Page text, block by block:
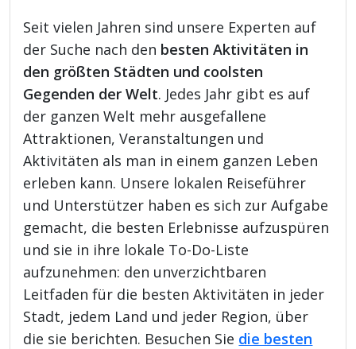
Seit vielen Jahren sind unsere Experten auf
der Suche nach den besten Aktivitäten in
den größten Städten und coolsten
Gegenden der Welt. Jedes Jahr gibt es auf
der ganzen Welt mehr ausgefallene
Attraktionen, Veranstaltungen und
Aktivitäten als man in einem ganzen Leben
erleben kann. Unsere lokalen Reiseführer
und Unterstützer haben es sich zur Aufgabe
gemacht, die besten Erlebnisse aufzuspüren
und sie in ihre lokale To-Do-Liste
aufzunehmen: den unverzichtbaren
Leitfaden für die besten Aktivitäten in jeder
Stadt, jedem Land und jeder Region, über
die sie berichten. Besuchen Sie die besten